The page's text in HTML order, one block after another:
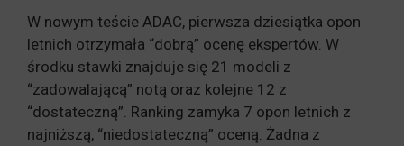
W nowym teście ADAC, pierwsza dziesiątka opon
letnich otrzymała “dobrą” ocenę ekspertów. W
środku stawki znajduje się 21 modeli z
“zadowalającą” notą oraz kolejne 12 z
“dostateczną”. Ranking zamyka 7 opon letnich z
najniższą, “niedostateczną” oceną. Żadna z